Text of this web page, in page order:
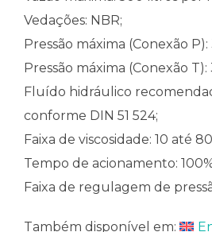
Vedações: NBR;
Pressão máxima (Conexão P):
Pressão máxima (Conexão T):
Fluído hidráulico
conforme DIN 51 524;
Faixa de viscosidade: 10 até
Tempo de acionamento:
Faixa de regulagem de
Também disponível em: